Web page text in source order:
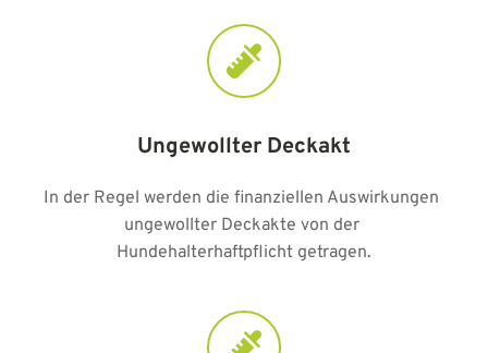
Ungewollter Deckakt
In der Regel werden die finanziellen Auswirkungen
ungewollter Deckakte von der
Hundehalterhaftpflicht getragen.